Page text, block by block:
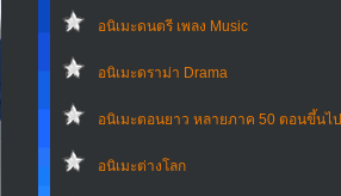
อนิเมะดนตรี เพลง Music
อนิเมะดราม่า Drama
อนิเมะตอนยาว หลายภาค 50 ตอนขึ้นไป
อนิเมะต่างโลก